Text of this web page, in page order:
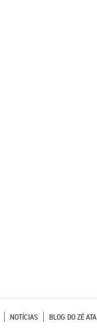
NOTÍCIAS BLOG DO ZÉ